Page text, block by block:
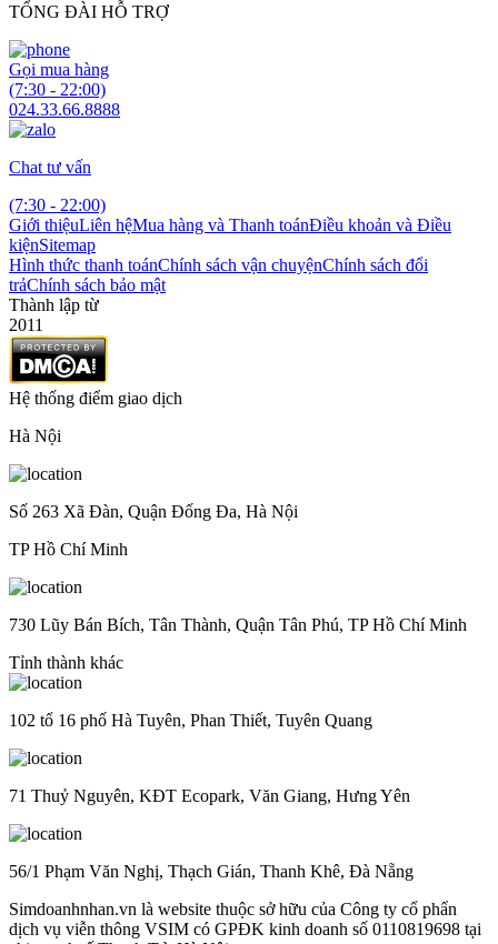
TỔNG ĐÀI HỖ TRỢ
Gọi mua hàng
(7:30 - 22:00)
024.33.66.8888
Chat tư vấn
(7:30 - 22:00)
Giới thiệuLiên hệMua hàng và Thanh toánĐiều khoản và Điều
kiệnSitemap
Hình thức thanh toánChính sách vận chuyệnChính sách đổi
trảChính sách bảo mật
Thành lập từ
2011
Hệ thống điểm giao dịch
Hà Nội
Số 263 Xã Đàn, Quận Đống Đa, Hà Nội
TP Hồ Chí Minh
730 Lũy Bán Bích, Tân Thành, Quận Tân Phú, TP Hồ Chí Minh
Tỉnh thành khác
102 tổ 16 phố Hà Tuyên, Phan Thiết, Tuyên Quang
71 Thuỷ Nguyên, KĐT Ecopark, Văn Giang, Hưng Yên
56/1 Phạm Văn Nghị, Thạch Gián, Thanh Khê, Đà Nẵng
Simdoanhnhan.vn là website thuộc sở hữu của Công ty cổ phẩn
dịch vụ viễn thông VSIM có GPĐK kinh doanh số 0110819698 tại